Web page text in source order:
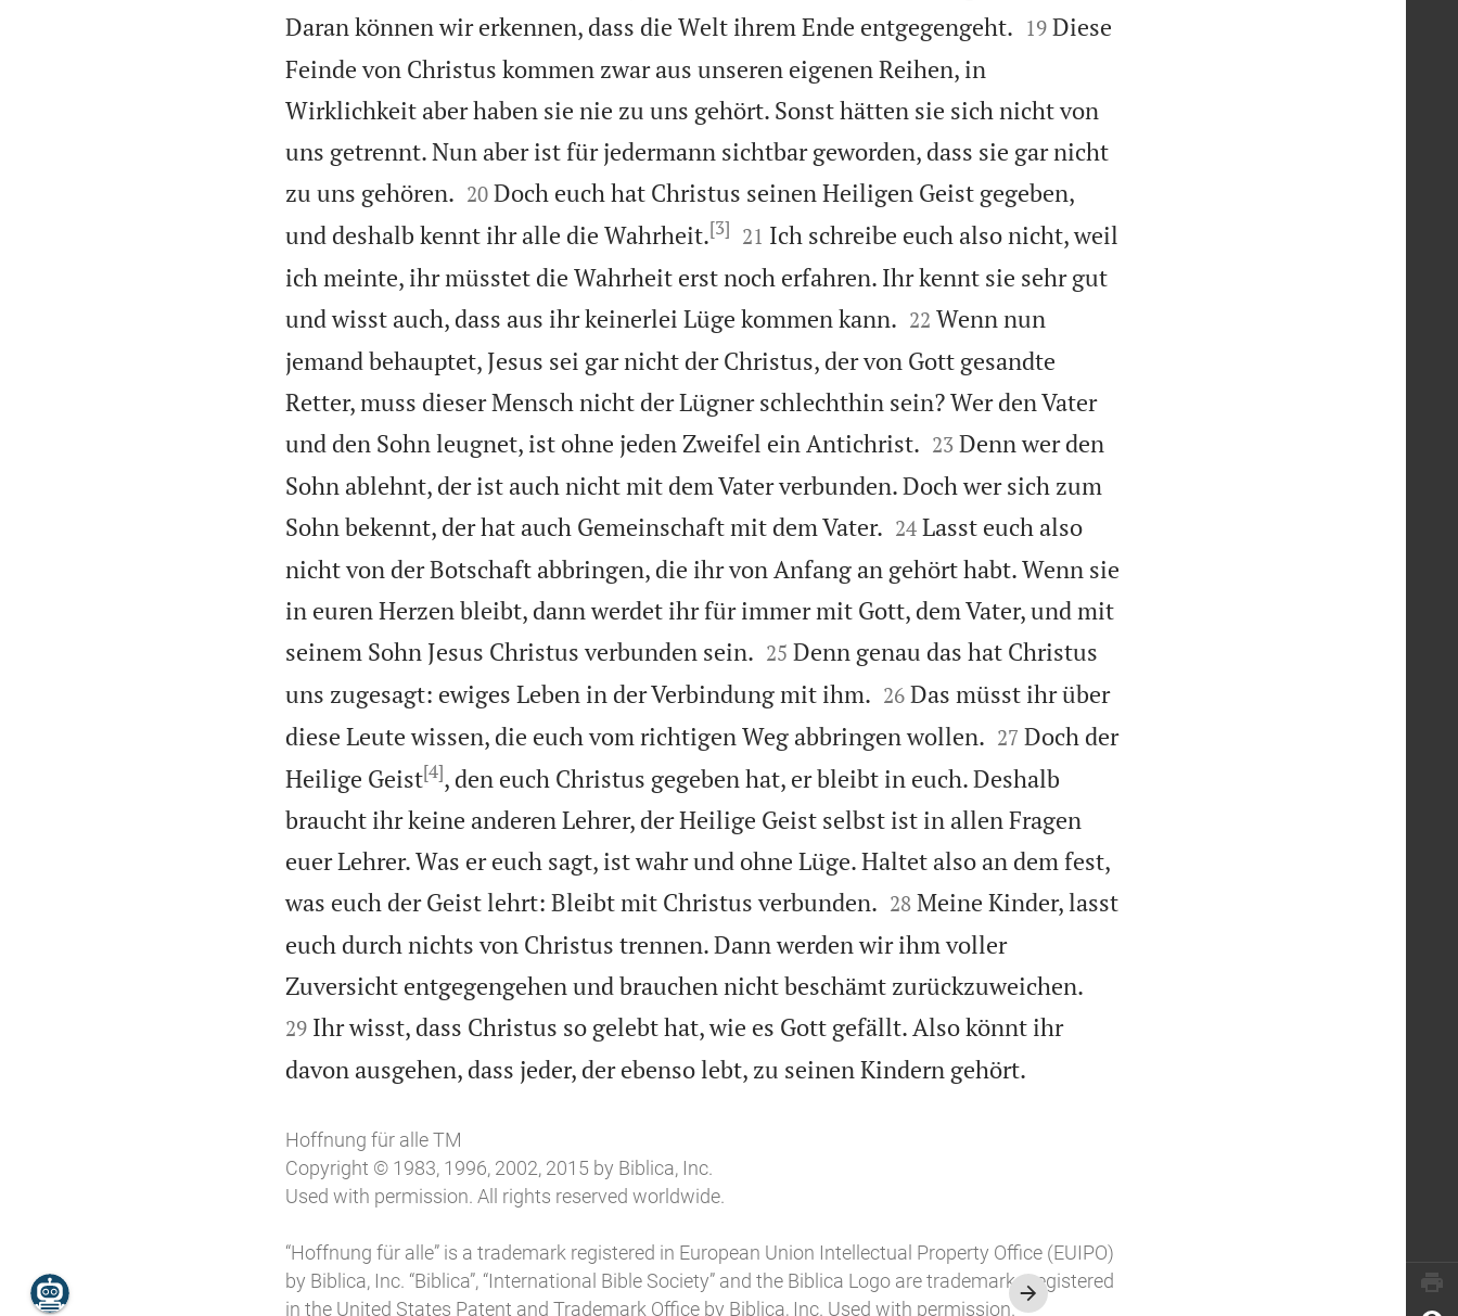
Daran können wir erkennen, dass die Welt ihrem Ende entgegengeht.
19 Diese
Feinde von Christus kommen zwar aus unseren eigenen Reihen, in
Wirklichkeit aber haben sie nie zu uns gehört. Sonst hätten sie sich nicht von
uns getrennt. Nun aber ist für jedermann sichtbar geworden, dass sie gar nicht
zu uns gehören.
20 Doch euch hat Christus seinen Heiligen Geist gegeben,
und deshalb kennt ihr alle die Wahrheit.[3]
21 Ich schreibe euch also nicht, weil
ich meinte, ihr müsstet die Wahrheit erst noch erfahren. Ihr kennt sie sehr gut
und wisst auch, dass aus ihr keinerlei Lüge kommen kann.
22 Wenn nun
jemand behauptet, Jesus sei gar nicht der Christus, der von Gott gesandte
Retter, muss dieser Mensch nicht der Lügner schlechthin sein? Wer den Vater
und den Sohn leugnet, ist ohne jeden Zweifel ein Antichrist.
23 Denn wer den
Sohn ablehnt, der ist auch nicht mit dem Vater verbunden. Doch wer sich zum
Sohn bekennt, der hat auch Gemeinschaft mit dem Vater.
24 Lasst euch also
nicht von der Botschaft abbringen, die ihr von Anfang an gehört habt. Wenn sie
in euren Herzen bleibt, dann werdet ihr für immer mit Gott, dem Vater, und mit
seinem Sohn Jesus Christus verbunden sein.
25 Denn genau das hat Christus
uns zugesagt: ewiges Leben in der Verbindung mit ihm.
26 Das müsst ihr über
diese Leute wissen, die euch vom richtigen Weg abbringen wollen.
27 Doch der
Heilige Geist[4], den euch Christus gegeben hat, er bleibt in euch. Deshalb
braucht ihr keine anderen Lehrer, der Heilige Geist selbst ist in allen Fragen
euer Lehrer. Was er euch sagt, ist wahr und ohne Lüge. Haltet also an dem fest,
was euch der Geist lehrt: Bleibt mit Christus verbunden.
28 Meine Kinder, lasst
euch durch nichts von Christus trennen. Dann werden wir ihm voller
Zuversicht entgegengehen und brauchen nicht beschämt zurückzuweichen.
29 Ihr wisst, dass Christus so gelebt hat, wie es Gott gefällt. Also könnt ihr
davon ausgehen, dass jeder, der ebenso lebt, zu seinen Kindern gehört.
Hoffnung für alle TM
Copyright © 1983, 1996, 2002, 2015 by Biblica, Inc.
Used with permission. All rights reserved worldwide.
“Hoffnung für alle” is a trademark registered in European Union Intellectual Property Office (EUIPO)
by Biblica, Inc. “Biblica”, “International Bible Society” and the Biblica Logo are trademarks registered
in the United States Patent and Trademark Office by Biblica, Inc. Used with permission.